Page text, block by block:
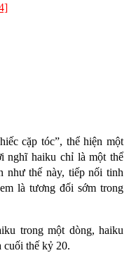
cặp tóc”, thể hiện một
nghĩ haiku chỉ là một thể
như thế này, tiếp nối tinh
là tương đối sớm trong
trong một dòng, haiku
cuối thế kỷ 20.